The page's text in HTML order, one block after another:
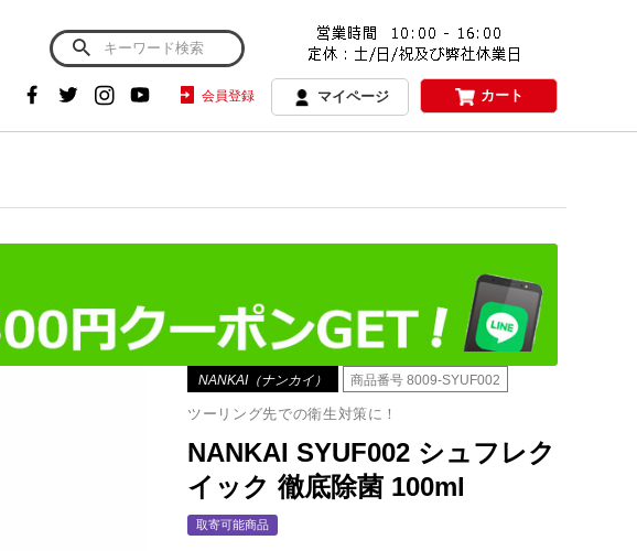
会員登録 マイページ カート
NANKAI（ナンカイ） 商品番号 8009-SYUF002
ツーリング先での衛生対策に！
NANKAI SYUF002 シュフレク
イック 徹底除菌 100ml
取寄可能商品